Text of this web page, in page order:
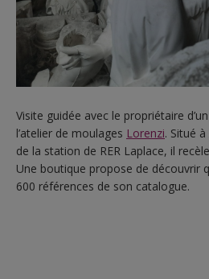
Visite guidée avec le propriétaire
l’atelier de moulages Lorenzi. Situé
de la station de RER Laplace, il
Une boutique propose de découvrir
600 références de son catalogue.